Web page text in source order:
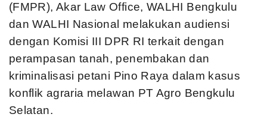
(FMPR), Akar Law Office, WALHI Bengkulu
dan WALHI Nasional melakukan audiensi
dengan Komisi III DPR RI terkait dengan
perampasan tanah, penembakan dan
kriminalisasi petani Pino Raya dalam kasus
konflik agraria melawan PT Agro Bengkulu
Selatan.